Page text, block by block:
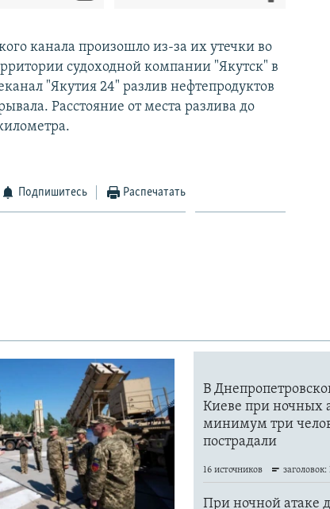
канала произошло из-за их утечки во
судоходной компании "Якутск" в
"Якутия 24" разлив нефтепродуктов
Расстояние от места разлива до
Подпишитесь Распечатать